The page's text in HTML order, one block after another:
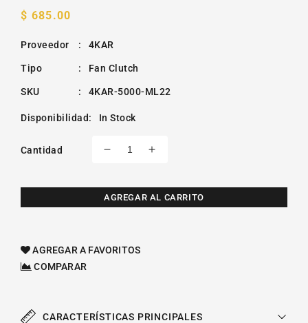
Precio
$ 685.00
Proveedor : 4KAR
Tipo : Fan Clutch
SKU : 4KAR-5000-ML22
Disponibilidad: In Stock
Cantidad
Reducir
para
Fan
L6
Aumentar
para
Fan
AGREGAR AL CARRITO
AGREGAR A FAVORITOS
COMPARAR
CARACTERÍSTICAS PRINCIPALES